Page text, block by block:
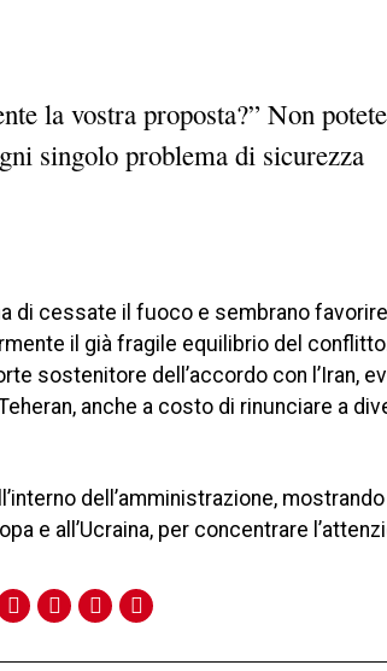
la vostra proposta?” Non
singolo problema di sicurezza
di cessate il fuoco e sembrano favorire
il già fragile equilibrio del
sostenitore dell’accordo con l’Iran,
anche a costo di rinunciare a
dell’amministrazione,
e all’Ucraina, per concentrare